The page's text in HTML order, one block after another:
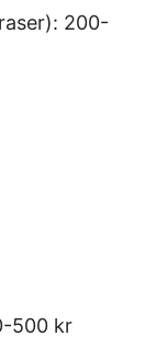
200-
500 kr